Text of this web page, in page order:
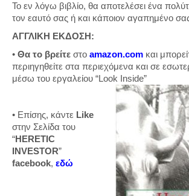
Το εν λόγω βιβλίο, θα αποτελέσει ένα
τον εαυτό σας ή και κάποιον αγαπημένο
ΑΓΓΛΙΚΗ ΕΚΔΟΣΗ:
• Θα το βρείτε στο amazon.com και
περιηγηθείτε στα περιεχόμενα και σε
μέσω του εργαλείου “Look Inside”
• Επίσης, κάντε Like
στην Σελίδα του
“HERETIC
INVESTOR”
facebook, εδώ